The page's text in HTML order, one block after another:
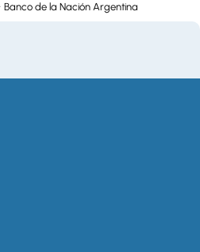
Banco de la Nación Argentina